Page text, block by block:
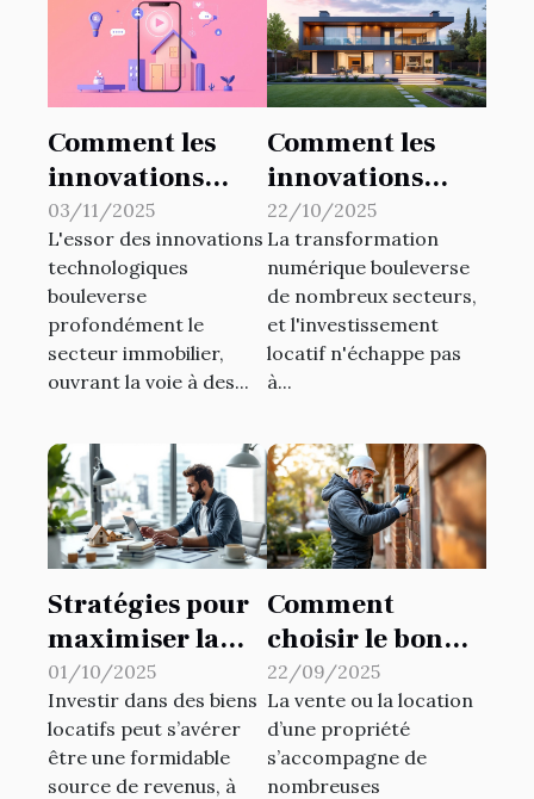
Comment les
innovations
technologiques
transforment-
elles
l'immobilier ?
03/11/2025
L'essor des innovations
technologiques
bouleverse
profondément le
secteur immobilier,
ouvrant la voie à des...
Comment les
innovations
technologiques
transforment-
elles
l'investissement
locatif ?
22/10/2025
La transformation
numérique bouleverse
de nombreux secteurs,
et l'investissement
locatif n'échappe pas
à...
Stratégies pour
maximiser la
rentabilité de
vos biens locatifs
01/10/2025
Investir dans des biens
locatifs peut s’avérer
être une formidable
source de revenus, à
Comment
choisir le bon
type de
diagnostic
immobilier pour
votre propriété?
22/09/2025
La vente ou la location
d’une propriété
s’accompagne de
nombreuses